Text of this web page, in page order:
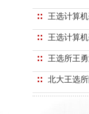
王选计算
王选计算
王选所王
北大王选